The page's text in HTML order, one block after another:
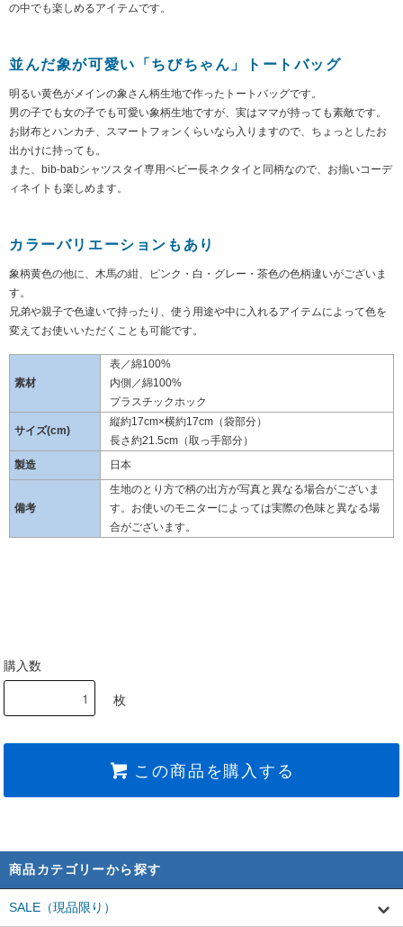
の中でも楽しめるアイテムです。
並んだ象が可愛い「ちびちゃん」トートバッグ
明るい黄色がメインの象さん柄生地で作ったトートバッグです。
男の子でも女の子でも可愛い象柄生地ですが、実はママが持っても素敵です。
お財布とハンカチ、スマートフォンくらいなら入りますので、ちょっとしたお
出かけに持っても。
また、bib-babシャツスタイ専用ベビー長ネクタイと同柄なので、お揃いコーデ
ィネイトも楽しめます。
カラーバリエーションもあり
象柄黄色の他に、木馬の紺、ピンク・白・グレー・茶色の色柄違いがございま
す。
兄弟や親子で色違いで持ったり、使う用途や中に入れるアイテムによって色を
変えてお使いいただくことも可能です。
素材
表／綿100%
内側／綿100%
プラスチックホック
サイズ(cm)
縦約17cm×横約17cm（袋部分）
長さ約21.5cm（取っ手部分）
製造
日本
備考
生地のとり方で柄の出方が写真と異なる場合がございま
す。お使いのモニターによっては実際の色味と異なる場
合がございます。
購入数
枚
この商品を購入する
商品カテゴリーから探す
SALE（現品限り）